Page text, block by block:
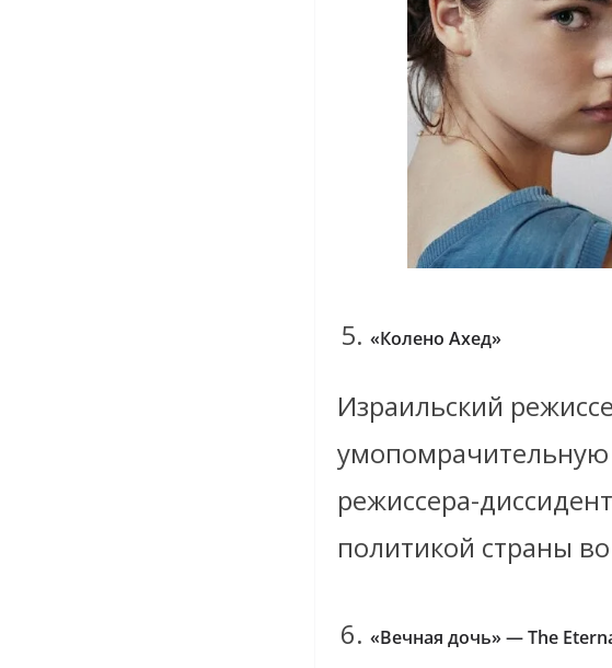
«Колено Ахед»
Израильский
режиссера-
политикой страны
«Вечная дочь» — The